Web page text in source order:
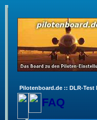
Pilotenboard.de :: DLR-
FAQ